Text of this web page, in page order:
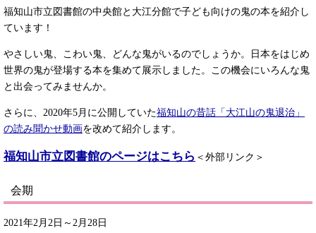
福知山市立図書館の中央館と大江分館で子ども向けの鬼の本を紹介し
ています！
やさしい鬼、こわい鬼、どんな鬼がいるのでしょうか。日本をはじめ
世界の鬼が登場する本を集めて展示しました。この機会にいろんな鬼
と出会ってみませんか。
さらに、2020年5月に公開していた福知山の昔話「大江山の鬼退治」
の読み聞かせ動画を改めて紹介します。
福知山市立図書館のページはこちら ＜外部リンク＞
会期
2021年2月2日～2月28日